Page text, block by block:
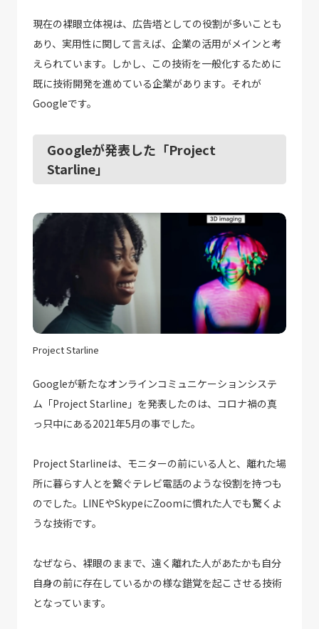
現在の裸眼立体視は、広告塔としての役割が多いことも
あり、実用性に関して言えば、企業の活用がメインと考
えられています。しかし、この技術を一般化するために
既に技術開発を進めている企業があります。それが
Googleです。
Googleが発表した「Project
Starline」
Project Starline
Googleが新たなオンラインコミュニケーションシステ
ム「Project Starline」を発表したのは、コロナ禍の真
っ只中にある2021年5月の事でした。
Project Starlineは、モニターの前にいる人と、離れた場
所に暮らす人とを繋ぐテレビ電話のような役割を持つも
のでした。LINEやSkypeにZoomに慣れた人でも驚くよ
うな技術です。
なぜなら、裸眼のままで、遠く離れた人があたかも自分
自身の前に存在しているかの様な錯覚を起こさせる技術
となっています。